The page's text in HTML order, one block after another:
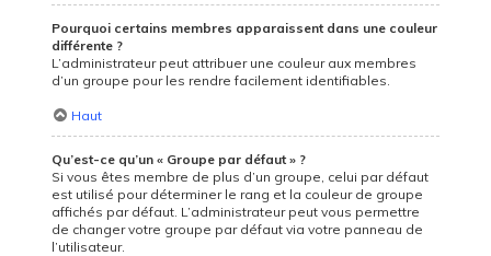
Pourquoi certains membres apparaissent dans une couleur
différente ?
L’administrateur peut attribuer une couleur aux membres
d’un groupe pour les rendre facilement identifiables.
Haut
Qu’est-ce qu’un « Groupe par défaut » ?
Si vous êtes membre de plus d’un groupe, celui par défaut
est utilisé pour déterminer le rang et la couleur de groupe
affichés par défaut. L’administrateur peut vous permettre
de changer votre groupe par défaut via votre panneau de
l’utilisateur.